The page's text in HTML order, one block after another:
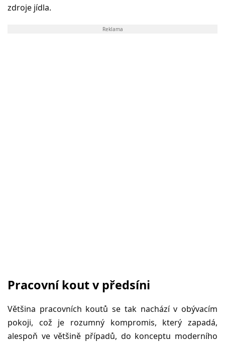
zdroje jídla.
Reklama
Pracovní kout v předsíni
Většina pracovních koutů se tak nachází v obývacím
pokoji, což je rozumný kompromis, který zapadá,
alespoň ve většině případů, do konceptu moderního